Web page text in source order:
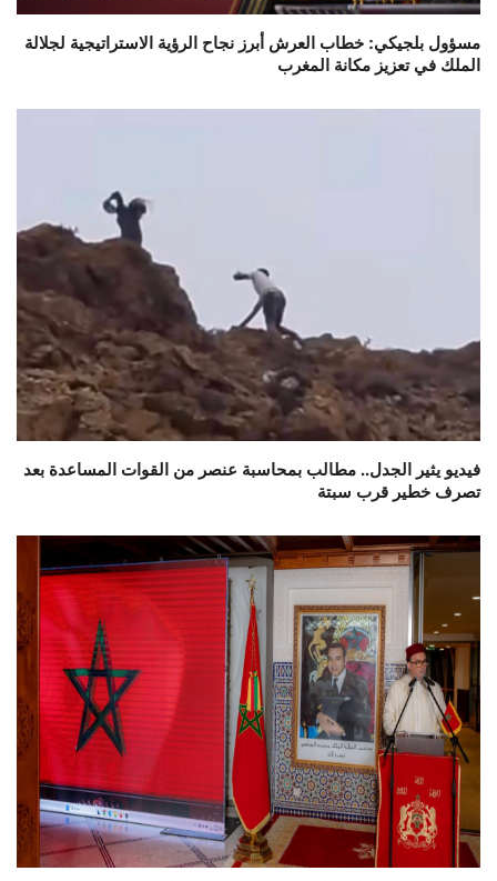
مسؤول بلجيكي: خطاب العرش أبرز نجاح الرؤية الاستراتيجية لجلالة
الملك في تعزيز مكانة المغرب
فيديو يثير الجدل.. مطالب بمحاسبة عنصر من القوات المساعدة بعد
تصرف خطير قرب سبتة